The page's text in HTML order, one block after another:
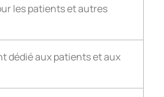
les patients et autres
dédié aux patients et aux